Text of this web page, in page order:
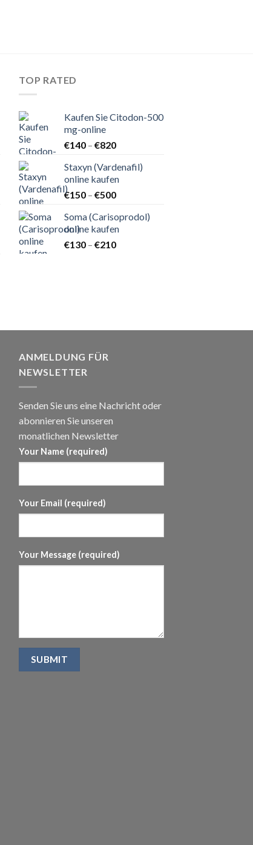
TOP RATED
Kaufen Sie Citodon-500
mg-online
€140 – €820Preisspanne:
bis
€820
Staxyn (Vardenafil)
online kaufen
€150 – €500Preisspanne:
bis
€500
Soma (Carisoprodol)
online kaufen
€130 – €210Preisspanne:
ANMELDUNG FÜR
NEWSLETTER
Senden Sie uns eine Nachricht oder
abonnieren Sie unseren
monatlichen Newsletter
Your Name (required)
Your Email (required)
Your Message (required)